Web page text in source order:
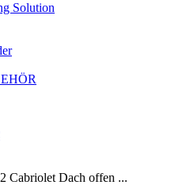
Solution
Cabriolet Dach offen ...